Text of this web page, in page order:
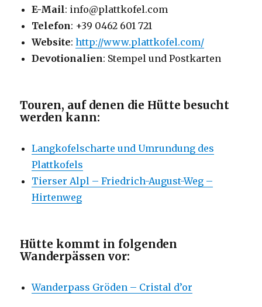
E-Mail: info@plattkofel.com
Telefon: +39 0462 601 721
Website:http://www.plattkofel.com/
Devotionalien: Stempel und Postkarten
Touren, auf denen die Hütte besucht
werden kann:
Langkofelscharte und Umrundung des
Plattkofels
Tierser Alpl – Friedrich-August-Weg –
Hirtenweg
Hütte kommt in folgenden
Wanderpässen vor:
Wanderpass Gröden – Cristal d’or